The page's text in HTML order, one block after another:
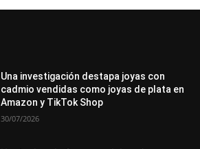
Una investigación destapa joyas con
cadmio vendidas como joyas de plata en
Amazon y TikTok Shop
30/07/2026